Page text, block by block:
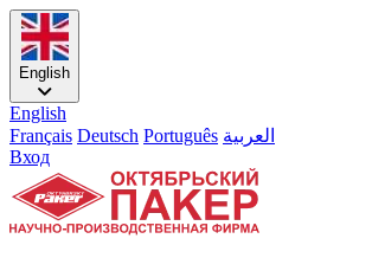
English
English
Français Deutsch Português العربية
Вход